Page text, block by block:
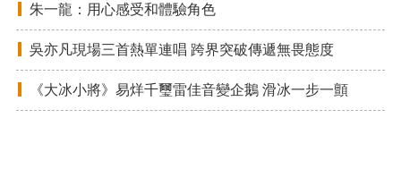
朱一龍：用心感受和體驗角色
吳亦凡現場三首熱單連唱 跨界突破傳遞無畏態度
《大冰小將》易烊千璽雷佳音變企鵝 滑冰一步一顫